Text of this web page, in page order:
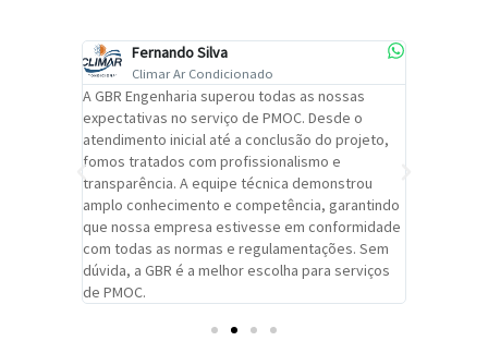
Fernando Silva
Climar Ar Condicionado
A GBR Engenharia superou todas as nossas
expectativas no serviço de PMOC. Desde o
atendimento inicial até a conclusão do projeto,
fomos tratados com profissionalismo e
transparência. A equipe técnica demonstrou
amplo conhecimento e competência, garantindo
que nossa empresa estivesse em conformidade
com todas as normas e regulamentações. Sem
dúvida, a GBR é a melhor escolha para serviços
de PMOC.